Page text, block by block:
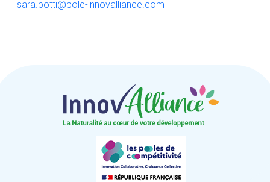
sara.botti@pole-innovalliance.com